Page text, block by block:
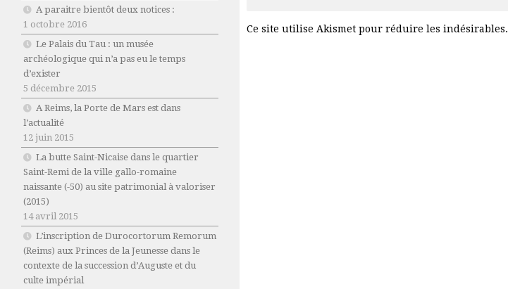
Ce site utilise Akismet pour réduire les indésirables.
A paraitre bientôt deux notices :
1 octobre 2016
Le Palais du Tau : un musée
archéologique qui n’a pas eu le temps
d’exister
5 décembre 2015
A Reims, la Porte de Mars est dans
l’actualité
12 juin 2015
La butte Saint-Nicaise dans le quartier
Saint-Remi de la ville gallo-romaine
naissante (-50) au site patrimonial à valoriser
(2015)
14 avril 2015
L’inscription de Durocortorum Remorum
(Reims) aux Princes de la Jeunesse dans le
contexte de la succession d’Auguste et du
culte impérial